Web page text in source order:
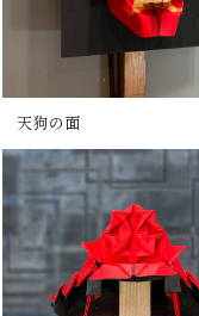
天狗の面